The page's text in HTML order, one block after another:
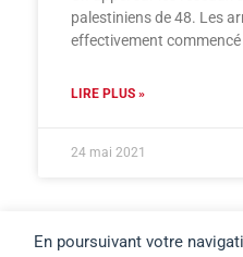
En poursuivant votre
palestiniens de 48. Les
effectivement commencé
LIRE PLUS »
24 mai 2021